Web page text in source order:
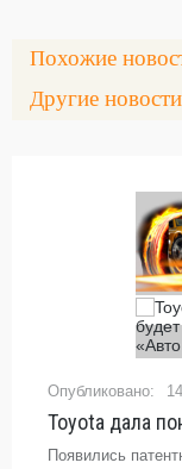
Похожие
Другие
Появились